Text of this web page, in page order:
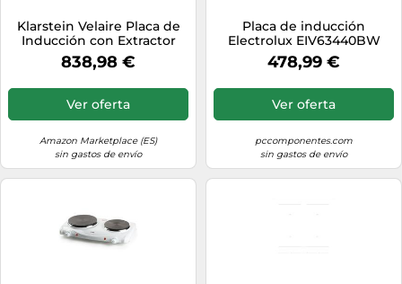
Klarstein Velaire Placa de
Inducción con Extractor
Integrado - 80cm, 4 Zonas,
8400W Boost, Control
Temporizador, Bloqueo
Infantil, Indicador Calor
838,98 €
Ver oferta
Amazon Marketplace (ES)
sin gastos de envío
Placa de inducción
Electrolux EIV63440BW
Blanco 4 zonas flexible
integrada
478,99 €
Ver oferta
pccomponentes.com
sin gastos de envío